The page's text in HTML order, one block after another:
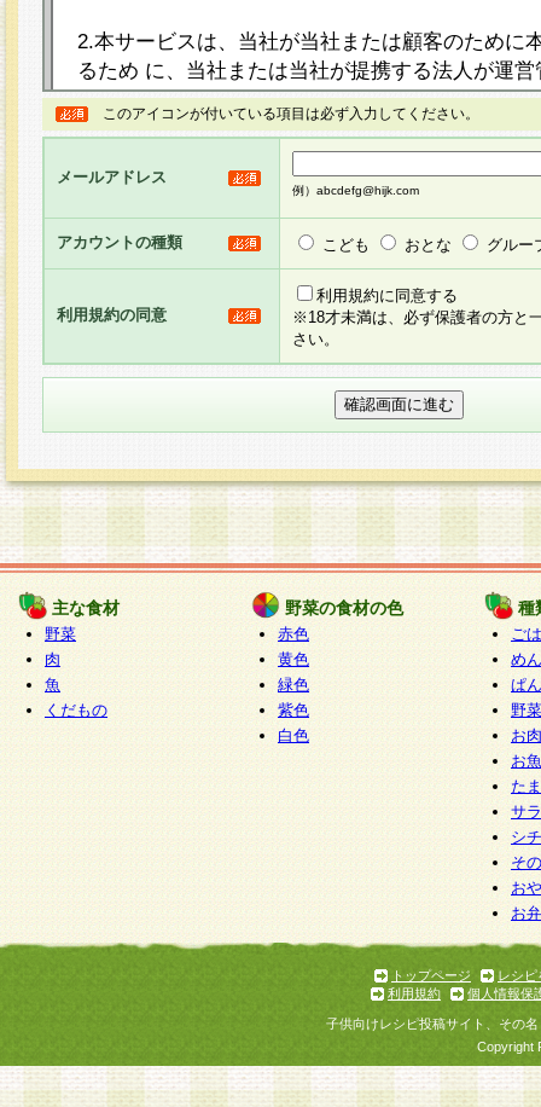
2.本サービスは、当社が当社または顧客のために
るため に、当社または当社が提携する法人が運
ト（以下「本サイト」といいます。）上に本サー
ージを設け、会員がアンケー ト調査に回答する
し、その結果を当社が集計・分析その他の利用を
るものです。なお、本サービスは、それぞれの目
員に対して本サービスの依頼を行うこともあり、
た全ての会員に対して本サービスの依頼をすると
りま す。
3.当社は、会員の事前の承諾を得ることなく、当
方 法・手段にて、本規約を任意に制定、変更ま
きるものとします。改定後の本規約等は、本規約
に掲示したときに、その 他の諸規定については
てその効力を生じるものとします。
4.本規約は、会員登録希望者による会員登録手続
の当社による会員登録の承認が完了した時点で会
たものとみなされ、会員に対して適用されるもの
5.当社がお聞きする個人情報は、すべて会員登録
で提 供いただいたものと考えております。従っ
自らの個人情報の提供を希望されない場合には、
をお預かりいたしません が、提供されないこと
商品やサービス等をご利用いただけない場合があ
了承ください。
6.当社は、お客様から当社が保有している個人情
加・ 利用停止等を求められた場合には、ご本人
て確認できた場合に限り、法令に準拠して合理的
いただきます。なお、開示 請求等の請求先は個
ります。
1.会員とは、本規約等を承諾のうえ、当社所定の
了し、当社が承認した者、グループとします。な
が以下に該当する場合は会員登録をすることがで
このアイコンが付いている項目は必ず入力してください。
メールアドレス
例）abcdefg@hijk.com
アカウントの種類 こども おとな グルー
利用規約の同意
利用規約に同意する
※18才未満は、必ず保護者の方と
さい。
主な食材
野菜
肉
魚
くだもの
野菜の食材の色
赤色
黄色
緑色
紫色
白色
種
ご
めん
ぱん
野
お
お
た
サ
シ
そ
お
お
トップページ
レシピ
利用規約
個人情報保
子供向けレシピ投稿サイト、その
Copyright